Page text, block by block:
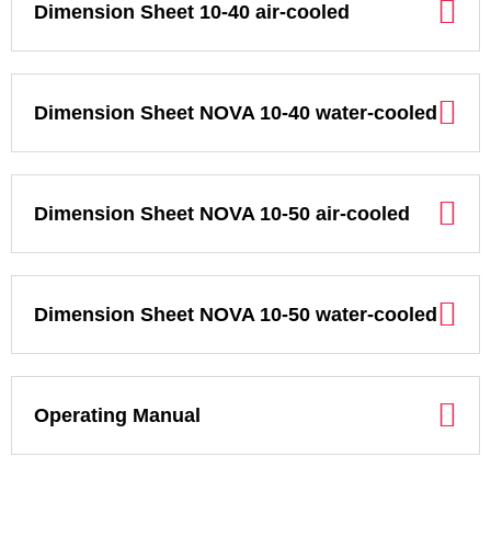
Dimension Sheet 10-40 air-cooled
Dimension Sheet NOVA 10-40 water-cooled
Dimension Sheet NOVA 10-50 air-cooled
Dimension Sheet NOVA 10-50 water-cooled
Operating Manual